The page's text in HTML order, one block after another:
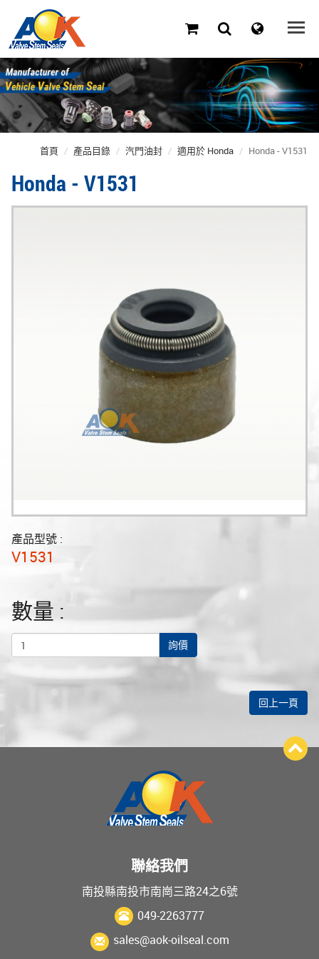
首頁 產品目錄 汽門油封 適用於 Honda Honda - V1531
Honda - V1531
產品型號 :
V1531
數量 :
詢價
回上一頁
聯絡我們
南投縣南投市南崗三路24之6號
049-2263777
sales@aok-oilseal.com